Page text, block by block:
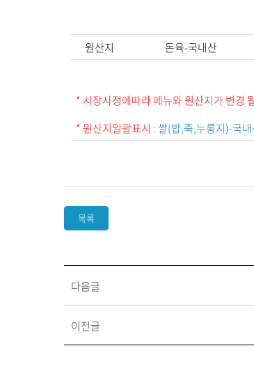
원산지 돈육-국내산
* 시장사정에따라 메뉴와 원산지가 변경
* 원산지일괄표시 : 쌀(밥,죽,누룽지)-국
목록
다음글
이전글